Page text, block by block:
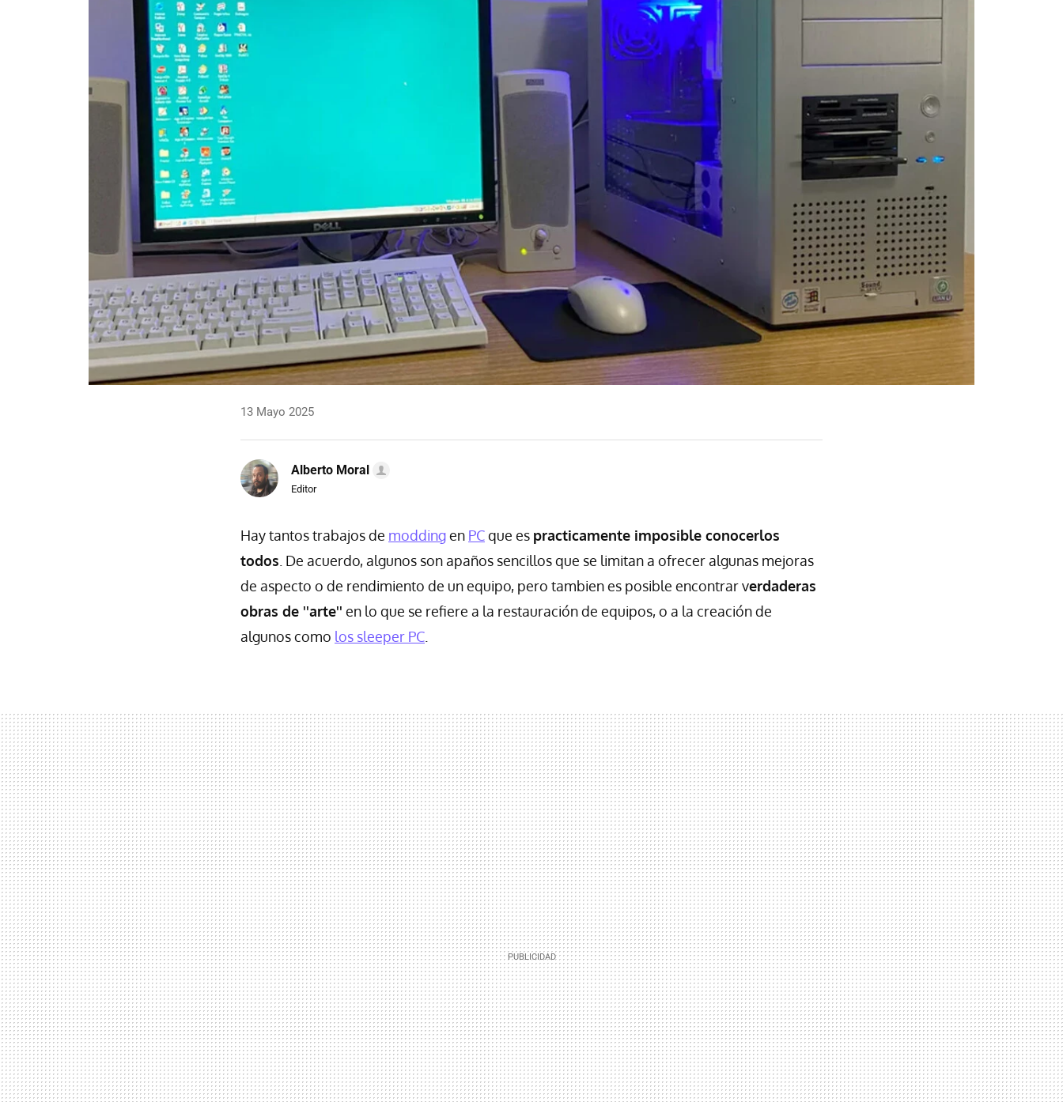
13 Mayo 2025
Alberto Moral
Editor
Hay tantos trabajos de moddingen PCque es practicamente imposible conocerlos
todos . De acuerdo, algunos son apaños sencillos que se limitan a ofrecer algunas mejoras
de aspecto o de rendimiento de un equipo, pero tambien es posible encontrar verdaderas
obras de ''arte'' en lo que se refiere a la restauración de equipos, o a la creación de
algunos como los sleeper PC